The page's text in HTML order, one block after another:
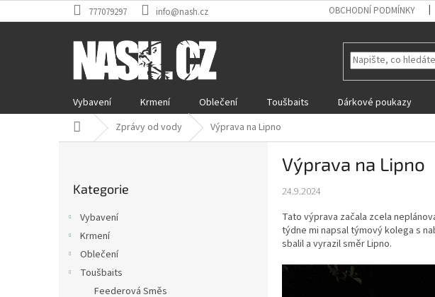
na
777079297 info@nash.cz OBCHODNÍ PODMÍNKY
Vybavení Krmení Oblečení Toušbaits Dárkové poukazy
Domů Zprávy od vody Výprava na Lipno
kategorie
Kategorie
Vybavení
Krmení
Oblečení
Toušbaits
Feederová Směs
Výprava na Lipno
24.9.2024
Tato výprava začala zcela
týdne mi napsal týmový kolega s
sbalil a vyrazil směr Lipno.